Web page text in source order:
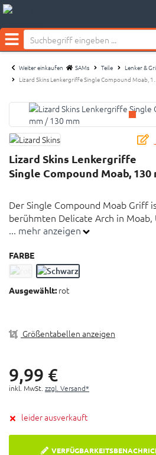
Menü
Weiter einkaufen SAMs Teile Lenker &
Lizard Skins Lenkergriffe Single Compound Moab,
Lizard Skins Lenkergriffe
Single Compound Moab, 130
Der Single Compound Moab Griff
berühmten Delicate Arch in Moab,
Gewicht (mit Steckern): 100 g
Durchmesser: 31,5 mm
Lieferumfang: Lenkergriffe,
... mehr anzeigen
FARBE
Ausgewählt: rot
Größentabellen anzeigen
9,99 €
inkl. MwSt. zzgl. Versand*
leider ausverkauft